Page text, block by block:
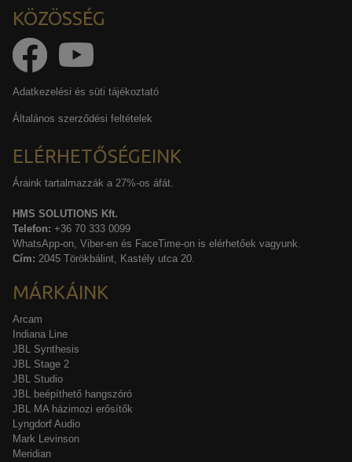
KÖZÖSSÉG
Adatkezelési és süti tájékoztató
Általános szerződési feltételek
ELÉRHETŐSÉGEINK
Áraink tartalmazzák a 27%-os áfát.
HMS SOLUTIONS Kft.
Telefon: +36 70 333 0099
WhatsApp-on, Viber-en és FaceTime-on is elérhetőek vagyunk.
Cím: 2045 Törökbálint, Kastély utca 20.
MÁRKÁINK
Arcam
Indiana Line
JBL Synthesis
JBL Stage 2
JBL Studio
JBL beépíthető hangszóró
JBL MA házimozi erősítők
Lyngdorf Audio
Mark Levinson
Meridian